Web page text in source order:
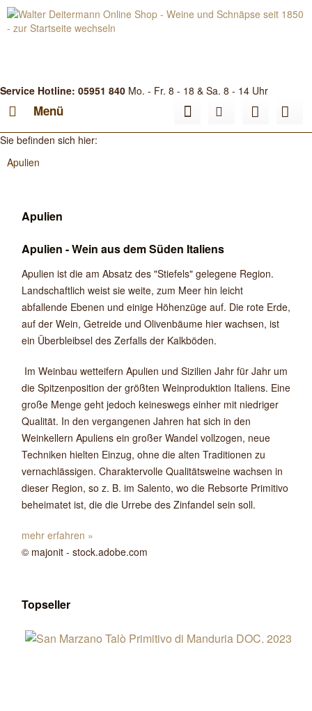
Service Hotline: 05951 840 Mo. - Fr. 8 - 18 & Sa. 8 - 14 Uhr
Menü
Sie befinden sich hier:
Apulien
Apulien
Apulien - Wein aus dem Süden Italiens
Apulien ist die am Absatz des "Stiefels" gelegene Region.
Landschaftlich weist sie weite, zum Meer hin leicht
abfallende Ebenen und einige Höhenzüge auf. Die rote Erde,
auf der Wein, Getreide und Olivenbäume hier wachsen, ist
ein Überbleibsel des Zerfalls der Kalkböden.
Im Weinbau wetteifern Apulien und Sizilien Jahr für Jahr um
die Spitzenposition der größten Weinproduktion Italiens. Eine
große Menge geht jedoch keineswegs einher mit niedriger
Qualität. In den vergangenen Jahren hat sich in den
Weinkellern Apuliens ein großer Wandel vollzogen, neue
Techniken hielten Einzug, ohne die alten Traditionen zu
vernachlässigen. Charaktervolle Qualitätsweine wachsen in
dieser Region, so z. B. im Salento, wo die Rebsorte Primitivo
beheimatet ist, die die Urrebe des Zinfandel sein soll.
mehr erfahren »
© majonit - stock.adobe.com
Topseller